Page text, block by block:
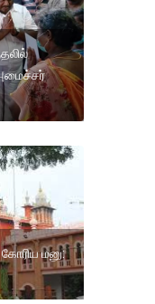
அமைச்சர்
மனு: